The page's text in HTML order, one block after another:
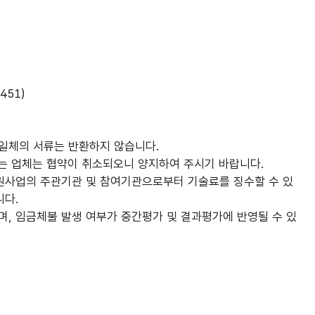
체의 서류는 반환하지 않습니다.
업체는 협약이 취소되오니 양지하여 주시기 바랍니다.
업의 주관기관 및 참여기관으로부터 기술료를 징수할 수 있
다.
임금체불 발생 여부가 중간평가 및 결과평가에 반영될 수 있